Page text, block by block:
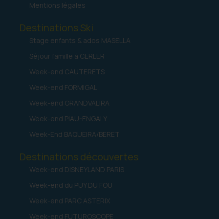
Mentions légales
Destinations Ski
Stage enfants & ados MASELLA
Séjour famille à CERLER
Week-end CAUTERETS
Week-end FORMIGAL
Week-end GRANDVALIRA
Week-end PIAU-ENGALY
Week-End BAQUEIRA/BERET
Destinations découvertes
Week-end DISNEYLAND PARIS
Week-end du PUY DU FOU
Week-end PARC ASTERIX
Week-end FUTUROSCOPE